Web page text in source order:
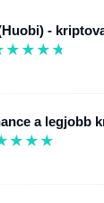
-
a legjobb